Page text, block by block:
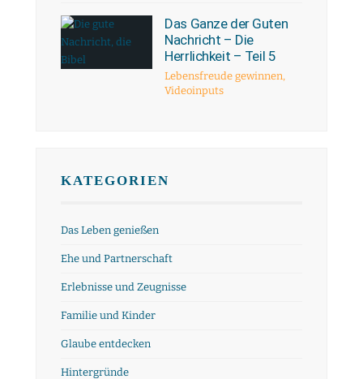
Das Ganze der Guten
Nachricht – Die
Herrlichkeit – Teil 5
Lebensfreude gewinnen,
Videoinputs
KATEGORIEN
Das Leben genießen
Ehe und Partnerschaft
Erlebnisse und Zeugnisse
Familie und Kinder
Glaube entdecken
Hintergründe